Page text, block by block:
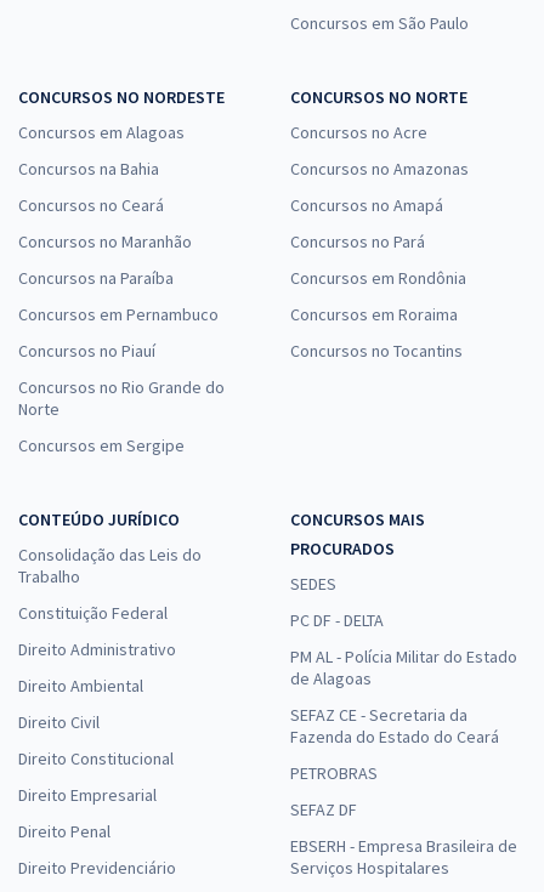
Concursos em São Paulo
CONCURSOS NO NORDESTE
Concursos em Alagoas
Concursos na Bahia
Concursos no Ceará
Concursos no Maranhão
Concursos na Paraíba
Concursos em Pernambuco
Concursos no Piauí
Concursos no Rio Grande do
Norte
Concursos em Sergipe
CONCURSOS NO NORTE
Concursos no Acre
Concursos no Amazonas
Concursos no Amapá
Concursos no Pará
Concursos em Rondônia
Concursos em Roraima
Concursos no Tocantins
CONTEÚDO JURÍDICO
Consolidação das Leis do
Trabalho
Constituição Federal
Direito Administrativo
Direito Ambiental
Direito Civil
Direito Constitucional
Direito Empresarial
Direito Penal
Direito Previdenciário
CONCURSOS MAIS
PROCURADOS
SEDES
PC DF - DELTA
PM AL - Polícia Militar do Estado
de Alagoas
SEFAZ CE - Secretaria da
Fazenda do Estado do Ceará
PETROBRAS
SEFAZ DF
EBSERH - Empresa Brasileira de
Serviços Hospitalares